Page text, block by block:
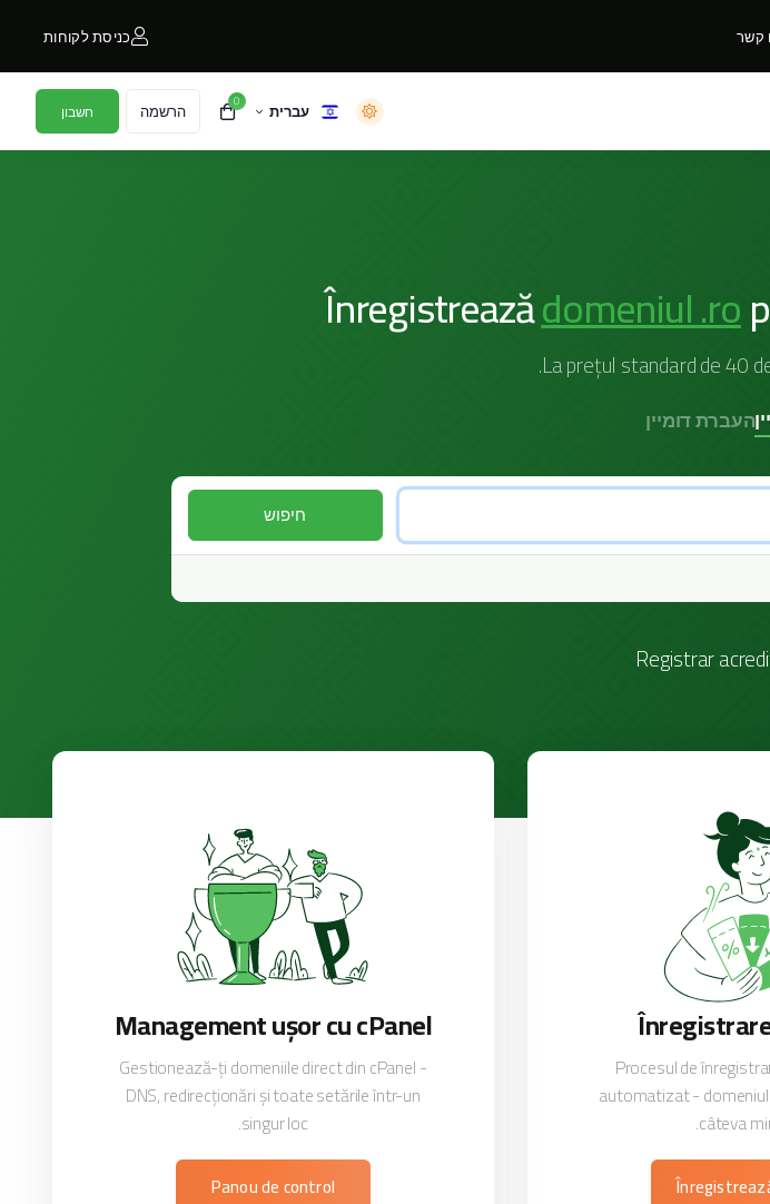
עברית 0 הרשמה חשבון
קשר כניסת לקוחות
Înregistreazădomeniul .ro
La prețul standard de 40
העברת דומיין
חיפוש
Registrar
Procesul de
automatizat -
câteva
Management ușor cu cPanel
Gestionează-ți domeniile direct din cPanel -
DNS, redirecționări și toate setările într-un
singur loc.
Panou de control